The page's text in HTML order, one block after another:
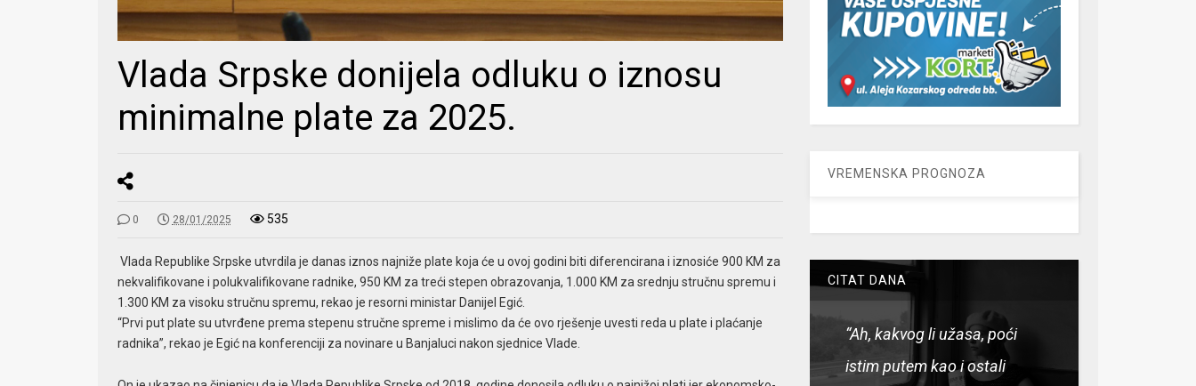
Vlada Srpske donijela odluku o iznosu
minimalne plate za 2025.
0 28/01/2025 535
Vlada Republike Srpske utvrdila je danas iznos najniže plate koja će u ovoj godini biti diferencirana i iznosiće 900 KM za
nekvalifikovane i polukvalifikovane radnike, 950 KM za treći stepen obrazovanja, 1.000 KM za srednju stručnu spremu i
1.300 KM za visoku stručnu spremu, rekao je resorni ministar Danijel Egić.
“Prvi put plate su utvrđene prema stepenu stručne spreme i mislimo da će ovo rješenje uvesti reda u plate i plaćanje
radnika”, rekao je Egić na konferenciji za novinare u Banjaluci nakon sjednice Vlade.
VREMENSKA PROGNOZA
CITAT DANA
“Ah, kakvog li užasa, poći
istim putem kao i ostali